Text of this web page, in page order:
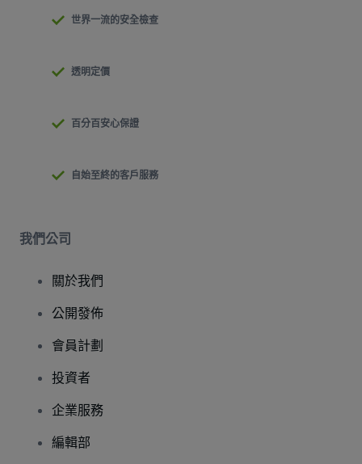
世界一流的安全檢查
透明定價
百分百安心保證
自始至終的客戶服務
我們公司
關於我們
公開發佈
會員計劃
投資者
企業服務
編輯部